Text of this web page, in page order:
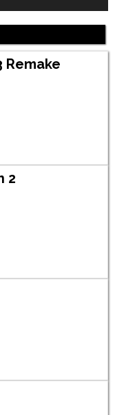
Remake
2